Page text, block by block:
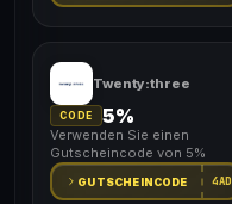
Twenty:three
CODE 5%
Verwenden Sie einen
Gutscheincode von 5%
GUTSCHEINCODE 4AD